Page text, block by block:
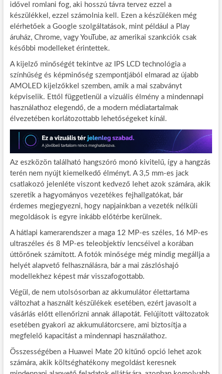
idővel romlani fog, aki hosszú távra tervez ezzel a
készülékkel, ezzel számolnia kell. Ezen a készüléken még
elérhetőek a Google szolgáltatások, mint például a Play
áruház, Chrome, vagy YouTube, az amerikai szankciók csak
későbbi modelleket érintettek.
A kijelző minőségét tekintve az IPS LCD technológia a
színhűség és képminőség szempontjából elmarad az újabb
AMOLED kijelzőkkel szemben, amik a mai szabványt
képviselik. Ettől függetlenül a vizuális élmény a mindennapi
használathoz elegendő, de a modern médiatartalmak
élvezetében korlátozottabb lehetőségeket kínál.
Az eszközön található hangszóró monó kivitelű, így a hangzás
terén nem nyújt kiemelkedő élményt. A 3,5 mm-es jack
csatlakozó jelenléte viszont kedvező lehet azok számára, akik
szeretik a hagyományos vezetékes fejhallgatókat, bár
érdemes megjegyezni, hogy napjainkban a vezeték nélküli
megoldások is egyre inkább előtérbe kerülnek.
A hátlapi kamerarendszer a maga 12 MP-es széles, 16 MP-es
ultraszéles és 8 MP-es teleobjektív lencséivel a korában
úttörőnek számított. A fotók minősége még mindig megállja a
helyét alapvető felhasználásra, bár a mai zászlóshajó
modellekhez képest már visszafogottabb.
Végül, de nem utolsósorban az akkumulátor élettartama
változhat a használt készülékek esetében, ezért javasolt a
vásárlás előtt ellenőrizni annak állapotát. Felújított változatok
esetében gyakori az akkumulátorcsere, ami biztosítja a
megfelelő kapacitást a mindennapi használathoz.
Összességében a Huawei Mate 20 kitűnő opció lehet azok
számára, akik költséghatékony megoldást keresnek